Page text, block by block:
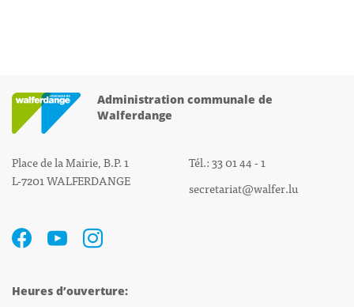
Administration communale de
Walferdange
Place de la Mairie, B.P. 1
L-7201 WALFERDANGE
Tél.: 33 01 44 - 1
secretariat@walfer.lu
Heures d’ouverture: